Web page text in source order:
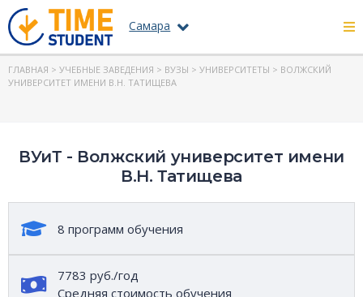
Самара
ГЛАВНАЯ > УЧЕБНЫЕ ЗАВЕДЕНИЯ > ВУЗЫ > УНИВЕРСИТЕТЫ > ВОЛЖСКИЙ
УНИВЕРСИТЕТ ИМЕНИ В.Н. ТАТИЩЕВА
ВУиТ - Волжский университет имени
В.Н. Татищева
8 программ обучения
7783 руб./год
Средняя стоимость обучения